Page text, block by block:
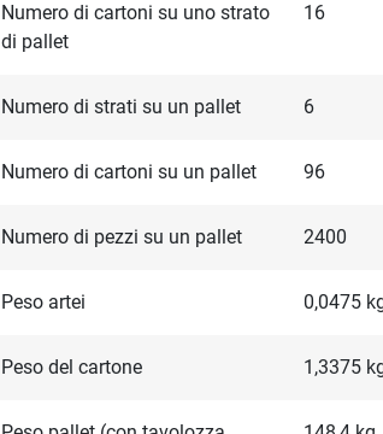
Numero di cartoni su uno strato
di pallet
16
Numero di strati su un pallet 6
Numero di cartoni su un pallet 96
Numero di pezzi su un pallet 2400
Peso artei 0,0475
Peso del cartone 1,3375